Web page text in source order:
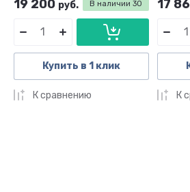
В наличии 30
19 200 руб.
Купить в 1 клик
К сравнению
17
К